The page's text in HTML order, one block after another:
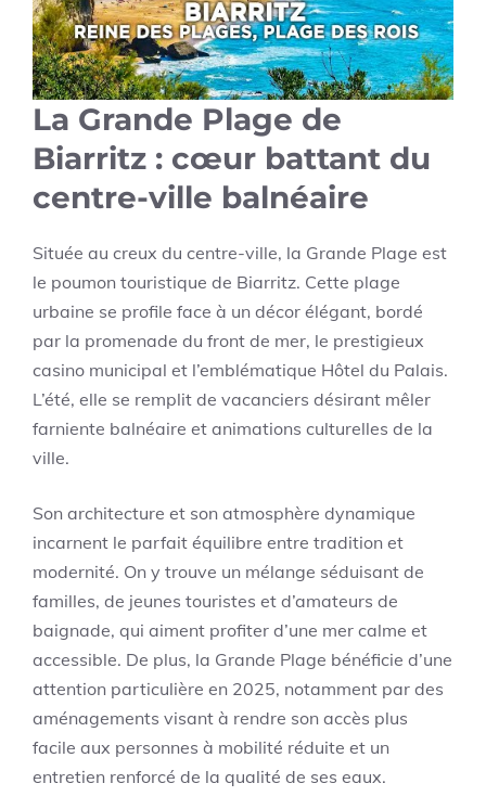
La Grande Plage de
Biarritz : cœur battant du
centre-ville balnéaire
Située au creux du centre-ville, la Grande Plage est
le poumon touristique de Biarritz. Cette plage
urbaine se profile face à un décor élégant, bordé
par la promenade du front de mer, le prestigieux
casino municipal et l’emblématique Hôtel du Palais.
L’été, elle se remplit de vacanciers désirant mêler
farniente balnéaire et animations culturelles de la
ville.
Son architecture et son atmosphère dynamique
incarnent le parfait équilibre entre tradition et
modernité. On y trouve un mélange séduisant de
familles, de jeunes touristes et d’amateurs de
baignade, qui aiment profiter d’une mer calme et
accessible. De plus, la Grande Plage bénéficie d’une
attention particulière en 2025, notamment par des
aménagements visant à rendre son accès plus
facile aux personnes à mobilité réduite et un
entretien renforcé de la qualité de ses eaux.